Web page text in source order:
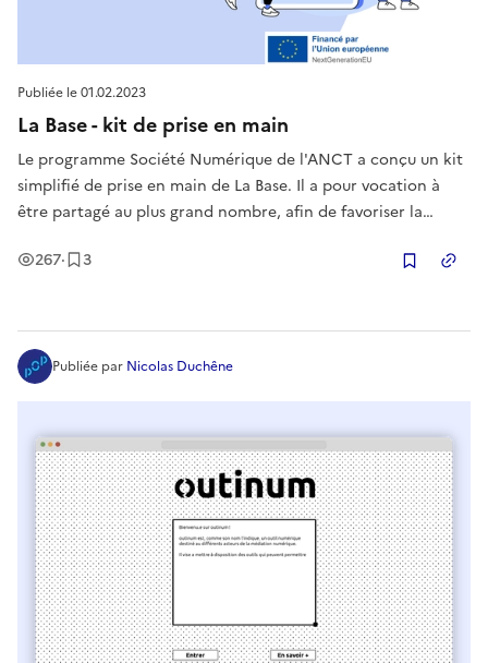
Publiée le01.02.2023
La Base - kit de prise en main
Le programme Société Numérique de l'ANCT a conçu un kit
simplifié de prise en main de La Base. Il a pour vocation à
être partagé au plus grand nombre, afin de favoriser la
opportunités qu'elle offre.
267Vues
· 3Enregistrement
Publiée par Nicolas Duchêne